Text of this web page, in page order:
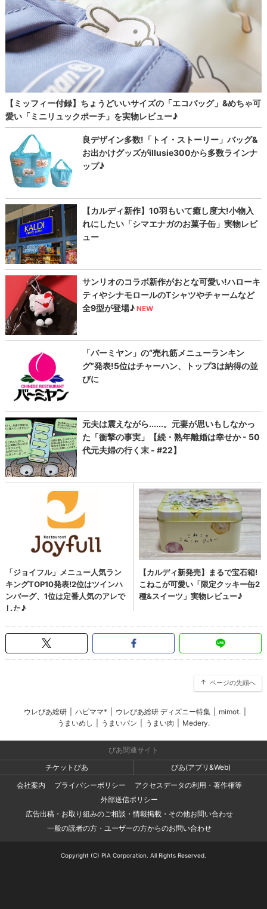
ページの先頭へ
ウレぴあ総研 ハピママ* ウレぴあ総研 ディズニー特集 mimot.
うまいめし
うまいパン うまい肉 Medery.
ぴあ関連サイト
チケットぴあ
ぴあ(アプリ&Web)
会社案内
プライバシーポリシー
アクセスデータの利用・著作権等
外部送信ポリシー
広告出稿・お取り組みのご相談・情報掲載・その他お問い合わせ
一般の読者の方・ユーザーの方からのお問い合わせ
Copyright (C) PIA Corporation. All Rights Reserved.